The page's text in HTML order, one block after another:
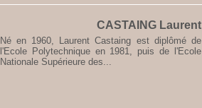
CASTAING Laurent
Né en 1960, Laurent Castaing est diplômé de
l'Ecole Polytechnique en 1981, puis de l'Ecole
Nationale Supérieure des...